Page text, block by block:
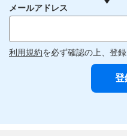
メールアドレス
利用規約を必ず確認の上、登